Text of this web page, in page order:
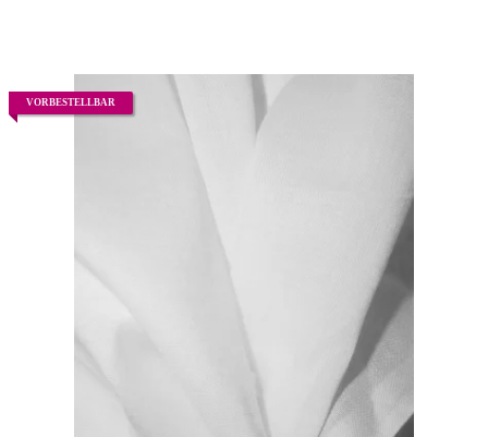
VORBESTELLBAR